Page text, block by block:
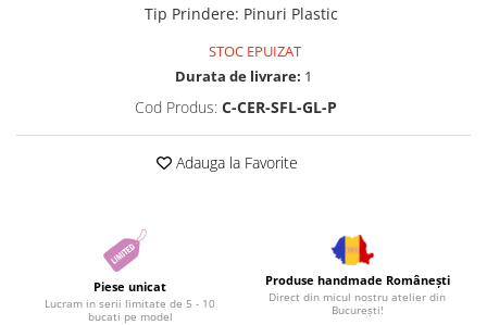
Tip Prindere: Pinuri Plastic
STOC EPUIZAT
Durata de livrare: 1
Cod Produs: C-CER-SFL-GL-P
Adauga la Favorite
Piese unicat
Lucram in serii limitate de 5 - 10
bucati pe model
Produse handmade Românești
Direct din micul nostru atelier din
București!